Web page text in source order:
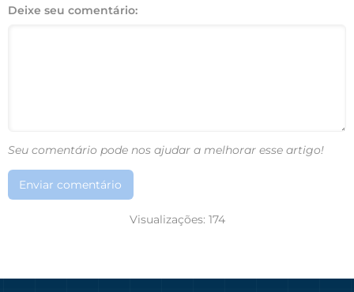
Deixe seu comentário:
Seu comentário pode nos ajudar a melhorar esse artigo!
Enviar comentário
Visualizações: 174